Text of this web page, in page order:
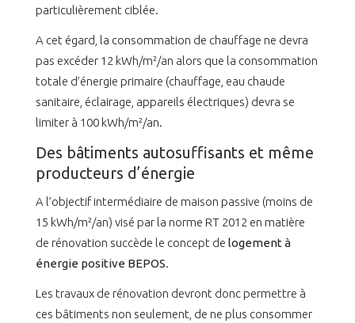
particulièrement ciblée.
A cet égard, la consommation de chauffage ne devra
pas excéder 12 kWh/m²/an alors que la consommation
totale d’énergie primaire (chauffage, eau chaude
sanitaire, éclairage, appareils électriques) devra se
limiter à 100 kWh/m²/an.
Des bâtiments autosuffisants et même
producteurs d’énergie
A l’objectif intermédiaire de maison passive (moins de
15 kWh/m²/an) visé par la norme RT 2012 en matière
de rénovation succède le concept de logement à
énergie positive BEPOS.
Les travaux de rénovation devront donc permettre à
ces bâtiments non seulement, de ne plus consommer